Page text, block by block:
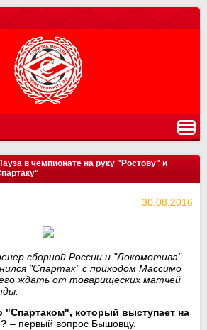
в чемпионате на руку "Ростову" и
30.08.2016
сборной России и "Локомотива"
"Спартак" с приходом Массимо
ждать от товарищеских матчей
"Спартаком", который выступает на
– первый вопрос Бышовцу.